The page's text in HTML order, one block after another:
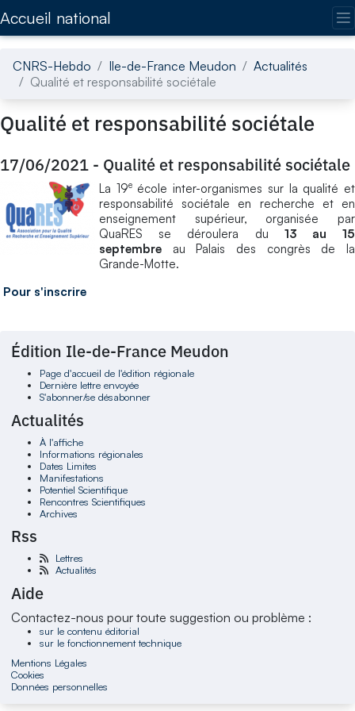
Accueil national
CNRS-Hebdo Ile-de-France Meudon
Actualités
Qualité et responsabilité sociétale
Qualité et responsabilité sociétale
17/06/2021 - Qualité et responsabilité sociétale
La 19eécole inter-organismes sur la qualité et
responsabilité sociétale en recherche et en
enseignement supérieur, organisée par
QuaRES se déroulera du 13 au 15
septembre au Palais des congrès de la
Grande-Motte.
Pour s'inscrire
Édition Ile-de-France Meudon
Page d'accueil de l'édition régionale
Dernière lettre envoyée
S'abonner/se désabonner
Actualités
À l'affiche
Informations régionales
Dates Limites
Manifestations
Potentiel Scientifique
Rencontres Scientifiques
Archives
Rss
Lettres
Actualités
Aide
Contactez-nous pour toute suggestion ou problème :
sur le contenu éditorial
sur le fonctionnement technique
Mentions Légales
Cookies
Données personnelles